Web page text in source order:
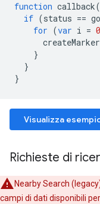
function callback(
if (status ==
for (var i = 0
createMarker
}
}
}
Visualizza
Richieste di
Nearby Search
campi di dati disponibili